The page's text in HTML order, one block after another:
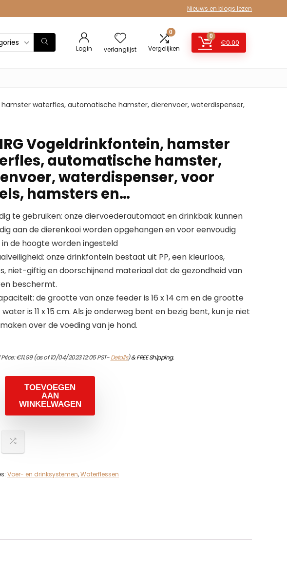
Nieuws en blogs lezen
Login verlanglijst
0
Vergelijken
0
€0.00
hamster waterfles, automatische hamster, dierenvoer, waterdispenser,
Vogeldrinkfontein, hamster
automatische hamster,
waterdispenser, voor
hamsters en…
te gebruiken: onze diervoederautomaat en drinkbak kunnen
aan de dierenkooi worden opgehangen en voor eenvoudig
de hoogte worden ingesteld
onze drinkfontein bestaat uit PP, een kleurloos,
niet-giftig en doorschijnend materiaal dat de gezondheid van
beschermt.
de grootte van onze feeder is 16 x 14 cm en de grootte
is 11 x 15 cm. Als je onderweg bent en bezig bent, kun je niet
over de voeding van je hond.
€11.99(as of 10/04/2023 12:05 PST-Details)&FREE Shipping.
TOEVOEGEN
AAN
WINKELWAGEN
Voer- en drinksystemen,Waterflessen